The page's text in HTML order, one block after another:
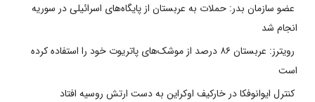
عضو سازمان بدر: حملات به عربستان از پایگاه‌های اسرائیلی در سوریه
انجام شد
رویترز: عربستان ۸۶ درصد از موشک‌های پاتریوت خود را استفاده کرده
است
کنترل ایوانوفکا در خارکیف اوکراین به دست ارتش روسیه افتاد